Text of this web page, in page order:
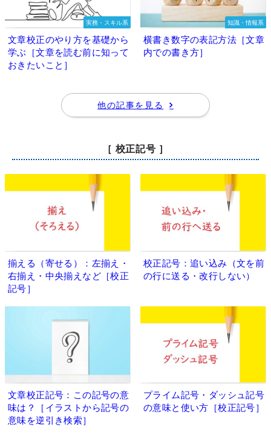
実務・スキル系
文章校正のやり方を基礎から
学ぶ［文章を読む前に知って
おきたいこと］
知識・情報系
横書き数字の表記方法［文章
内での書き方］
他の記事を見る
［ 校正記号 ］
揃える（寄せる）：左揃え・
右揃え・中央揃えなど［校正
記号］
校正記号：追い込み（文を前
の行に送る・改行しない）
文章校正記号：この記号の意
味は？［イラストから記号の
意味を逆引き検索］
プライム記号・ダッシュ記号
の意味と使い方［校正記号］